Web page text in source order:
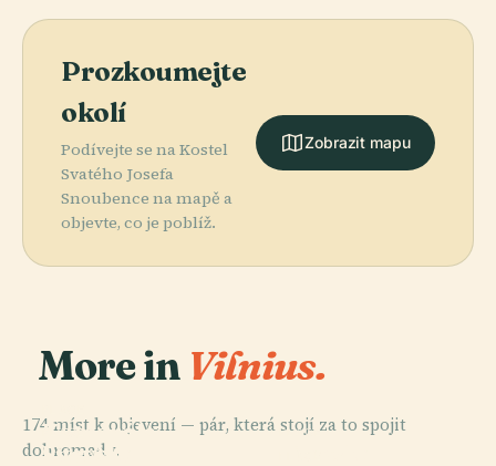
Prozkoumejte
okolí
Podívejte se na Kostel
Svatého Josefa
Snoubence na mapě a
objevte, co je poblíž.
Zobrazit mapu
More in Vilnius.
174 míst k objevení — pár, která stojí za to spojit
dohromady.
Katedrála
Svatého
PLACE
Litevské
PLACE